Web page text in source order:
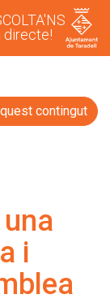
directe!
contingut
i